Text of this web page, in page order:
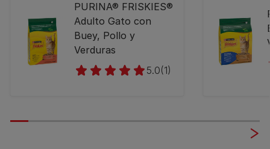
PURINA® FRISKIES®
Adulto Gato con
Buey, Pollo y
Verduras
5.0(1)